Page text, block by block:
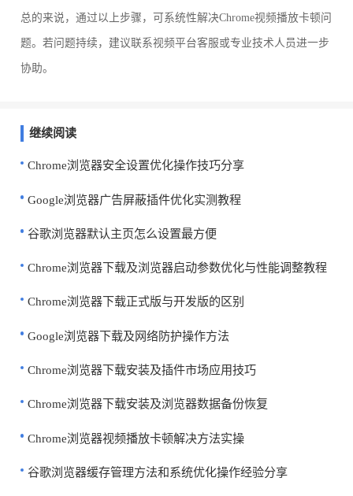
总的来说，通过以上步骤，可系统性解决Chrome视频播放卡顿问
题。若问题持续，建议联系视频平台客服或专业技术人员进一步
协助。
继续阅读
Chrome浏览器安全设置优化操作技巧分享
Google浏览器广告屏蔽插件优化实测教程
谷歌浏览器默认主页怎么设置最方便
Chrome浏览器下载及浏览器启动参数优化与性能调整教程
Chrome浏览器下载正式版与开发版的区别
Google浏览器下载及网络防护操作方法
Chrome浏览器下载安装及插件市场应用技巧
Chrome浏览器下载安装及浏览器数据备份恢复
Chrome浏览器视频播放卡顿解决方法实操
谷歌浏览器缓存管理方法和系统优化操作经验分享